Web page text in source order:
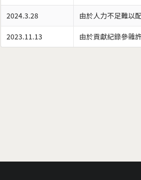
2024.3.28 由於人力不足難以
2023.11.13 由於貢獻紀錄參雜